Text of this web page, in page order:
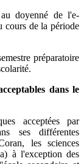
doyenné de l'e-
cours de la période
préparatoire
dans le
acceptées par
ses différentes
les sciences
à l'exception des